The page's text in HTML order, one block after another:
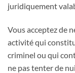
juridiquement
Vous acceptez de
activité qui
criminel ou qui
ne pas tenter de